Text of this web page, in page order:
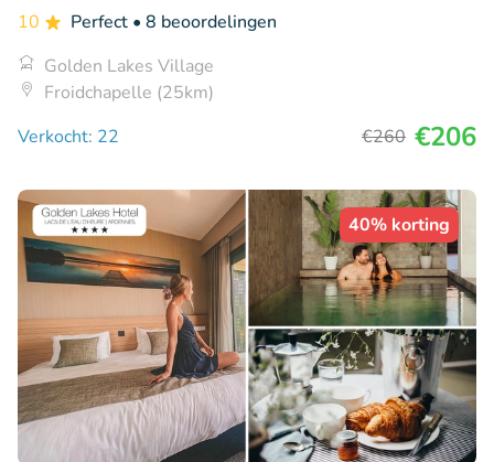
10 Perfect • 8 beoordelingen
Golden Lakes Village
Froidchapelle (25km)
Verkocht: 22
€260 €206
40% korting